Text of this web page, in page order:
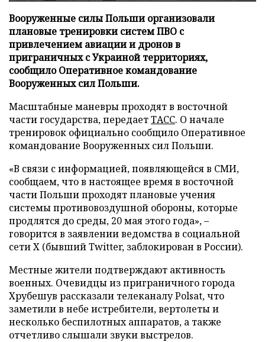
Вооруженные силы Польши организовали
плановые тренировки систем ПВО с
привлечением авиации и дронов в
приграничных с Украиной территориях,
сообщило Оперативное командование
Вооруженных сил Польши.
Масштабные маневры проходят в восточной
части государства, передаетТАСС. О начале
тренировок официально сообщило Оперативное
командование Вооруженных сил Польши.
«В связи с информацией, появляющейся в СМИ,
сообщаем, что в настоящее время в восточной
части Польши проходят плановые учения
системы противовоздушной обороны, которые
продлятся до среды, 20 мая этого года», –
говорится в заявлении ведомства в социальной
сети X (бывший Twitter, заблокирован в России).
Местные жители подтверждают активность
военных. Очевидцы из приграничного города
Хрубешув рассказали телеканалу Polsat, что
заметили в небе истребители, вертолеты и
несколько беспилотных аппаратов, а также
отчетливо слышали звуки выстрелов.